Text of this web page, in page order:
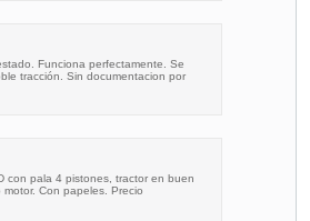
Funciona perfectamente. Se
tracción. Sin documentacion por
con pala 4 pistones, tractor en buen
Con papeles. Precio